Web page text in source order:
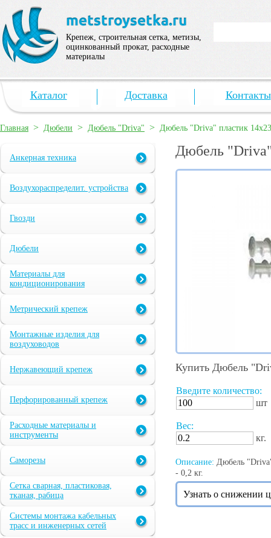
Крепеж, строительная сетка, метизы,
оцинкованный прокат, расходные
материалы
Каталог Доставка Контакты
Главная > Дюбели > Дюбель "Driva" > Дюбель "Driva" пластик
Анкерная техника
Воздухораспределит. устройства
Гвозди
Дюбели
Материалы для
кондиционирования
Метрический крепеж
Монтажные изделия для
воздуховодов
Нержавеющий крепеж
Перфорированный крепеж
Расходные материалы и
инструменты
Саморезы
Сетка сварная, пластиковая,
тканая, рабица
Системы монтажа кабельных
трасс и инженерных сетей
Дюбель
Купить Дюбель
Введите количество:
шт
Вес:
кг.
Описание: Дюбель
- 0,2 кг.
Узнать о снижении